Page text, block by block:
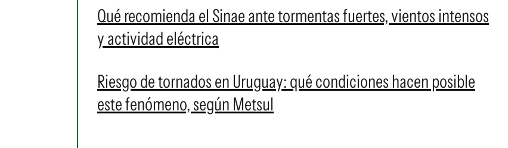
Qué recomienda el Sinae ante tormentas fuertes, vientos intensos
y actividad eléctrica
Riesgo de tornados en Uruguay: qué condiciones hacen posible
este fenómeno, según Metsul